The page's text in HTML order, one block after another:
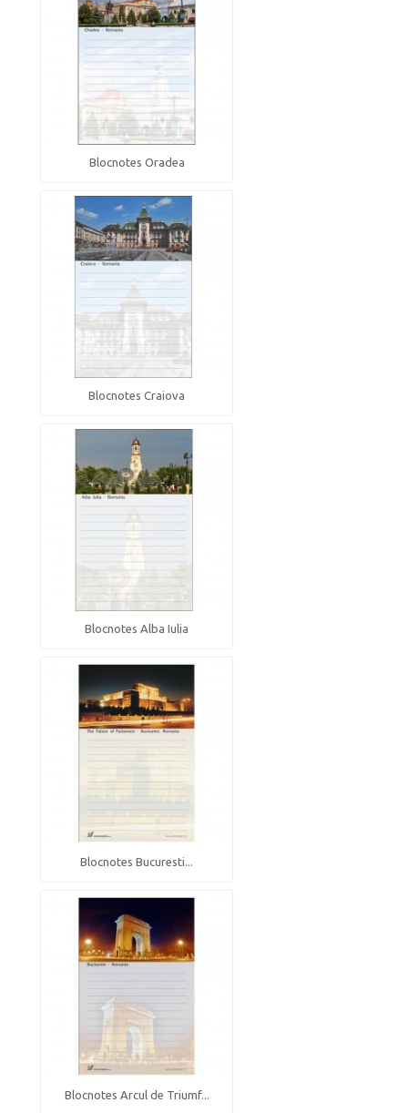
Blocnotes Oradea
Blocnotes Craiova
Blocnotes Alba Iulia
Blocnotes Bucuresti...
Blocnotes Arcul de Triumf...